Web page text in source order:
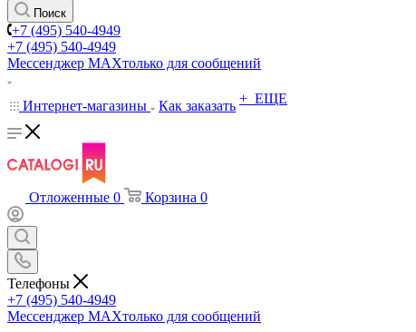
Поиск
+7 (495) 540-4949
+7 (495) 540-4949
Мессенджер МАХтолько для сообщений
Интернет-магазины Как заказать + ЕЩЕ
Отложенные 0 Корзина 0
Телефоны
+7 (495) 540-4949
Мессенджер МАХтолько для сообщений